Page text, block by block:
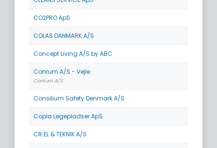
CO2PRO ApS
COLAS DANMARK A/S
Concept Living A/S by ABC
Conrum A/S - Vejle
Conrum A/S
Consilium Safety Denmark A/S
Copla Legepladser ApS
CR EL & TEKNIK A/S